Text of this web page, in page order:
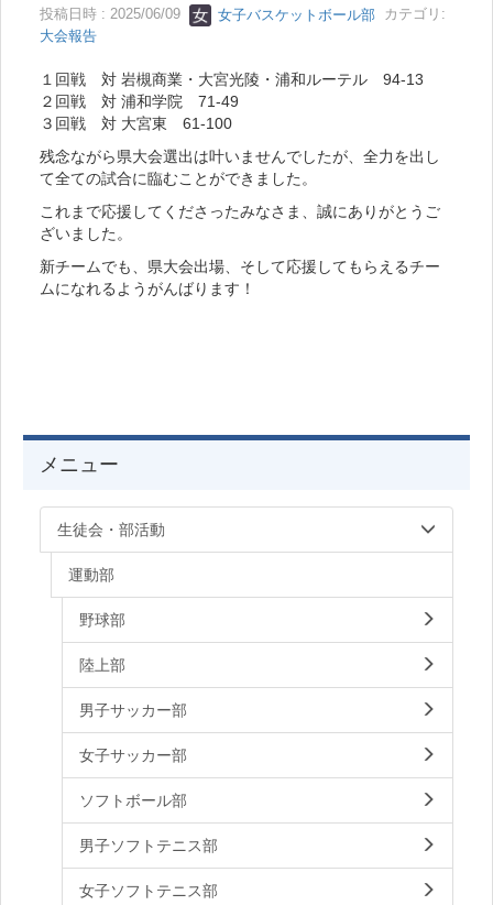
投稿日時 : 2025/06/09 女子バスケットボール部 カテゴリ:
大会報告
１回戦 対 岩槻商業・大宮光陵・浦和ルーテル 94-13
２回戦 対 浦和学院 71-49
３回戦 対 大宮東 61-100
残念ながら県大会選出は叶いませんでしたが、全力を出し
て全ての試合に臨むことができました。
これまで応援してくださったみなさま、誠にありがとうご
ざいました。
新チームでも、県大会出場、そして応援してもらえるチー
ムになれるようがんばります！
メニュー
生徒会・部活動
運動部
野球部
陸上部
男子サッカー部
女子サッカー部
ソフトボール部
男子ソフトテニス部
女子ソフトテニス部